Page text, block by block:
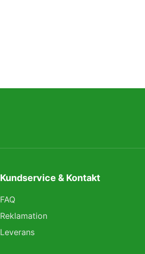
Kundservice & Kontakt
FAQ
Reklamation
Leverans